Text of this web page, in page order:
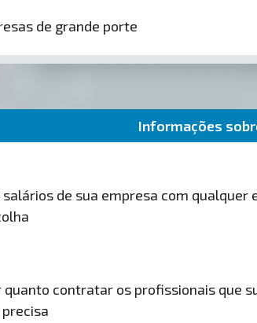
de grande porte
Informações
salários de sua empresa com qualquer
quanto contratar os profissionais que